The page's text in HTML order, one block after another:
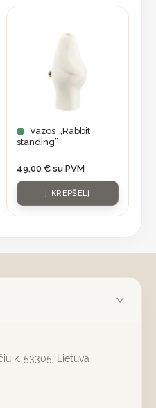
Vazos „Rabbit
standing”
49,00 € su PVM
Į KREPŠELĮ
k. 53305, Lietuva